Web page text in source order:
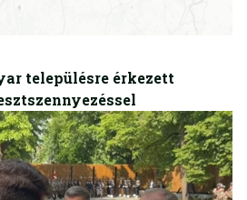
településre érkezett